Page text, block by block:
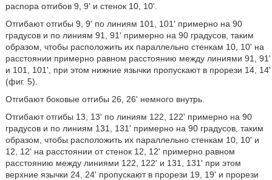
распора отгибов 9, 9' и стенок 10, 10'.
Отгибают отгибы 9, 9' по линиям 101, 101' примерно на 90
градусов и по линиям 91, 91' примерно на 90 градусов, таким
образом, чтобы расположить их параллельно стенкам 10, 10' на
расстоянии примерно равном расстоянию между линиями 91, 91'
и 101, 101', при этом нижние язычки пропускают в прорези 14, 14'
(фиг. 5).
Отгибают боковые отгибы 26, 26' немного внутрь.
Отгибают отгибы 13, 13' по линиям 122, 122' примерно на 90
градусов и по линиям 131, 131' примерно на 90 градусов, таким
образом, чтобы расположить их параллельно стенкам 10, 10' и
12, 12' на расстоянии от стенок 12, 12' примерно равном
расстоянию между линиями 122, 122' и 131, 131' при этом
верхние язычки 24, 24' пропускают в прорези 19, 19' и прорези